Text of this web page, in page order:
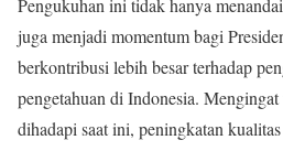
Pengukuhan ini tidak hanya
juga menjadi momentum bagi
berkontribusi lebih besar terhadap
pengetahuan di Indonesia.
dihadapi saat ini, peningkatan